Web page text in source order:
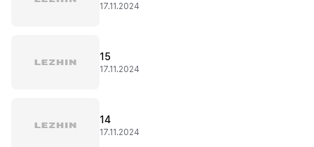
17.11.2024
15
17.11.2024
14
17.11.2024